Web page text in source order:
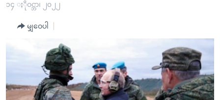
ပင်မ
ကျော်
ပင်မ
အစ္စရေး-ပါလက်စတိုင်း
အင်္ဂလိပ်စာလေ့လာမယ်
အမေရိကန်သုံးအီဒီယံ
မကြေးမုံရဲ့ အင်္ဂလိပ်စာ
ရုပ်ရှင်ထဲက အင်္ဂလိပ်စာ
အပတ်စဉ်ကဏ္ဍများ
တီဗွီ
ရေဒီယိုနှင့်ရုပ်သံ အချက်အလက်များ
ရေဒီယို/တီဗွီအစီအစဉ်
၁၄ ႏိုဝင္ဘာ၊ ၂၀၂၂
မျှဝေပါ